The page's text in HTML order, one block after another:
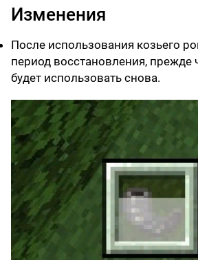
Изменения
После использования козьего
период восстановления,
будет использовать снова.